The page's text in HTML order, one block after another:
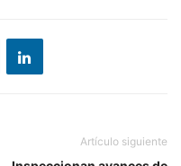
Artículo siguiente